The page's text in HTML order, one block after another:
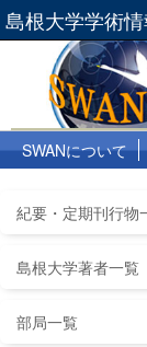
島根大学学術
SWANについて
紀要・定期刊行物
島根大学著者一覧
部局一覧